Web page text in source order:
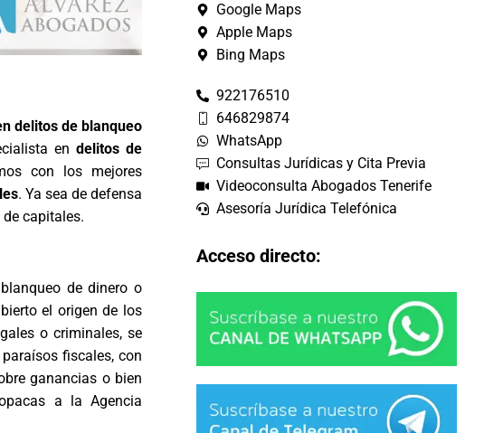
delitos de blanqueo
endelitos de
con los mejores
. Ya sea de defensa
capitales.
de dinero o
el origen de los
o criminales, se
fiscales, con
ganancias o bien
a la Agencia
Google Maps
Apple Maps
Bing Maps
922176510
646829874
WhatsApp
Consultas Jurídicas y Cita Previa
Videoconsulta Abogados Tenerife
Asesoría Jurídica Telefónica
Acceso directo: